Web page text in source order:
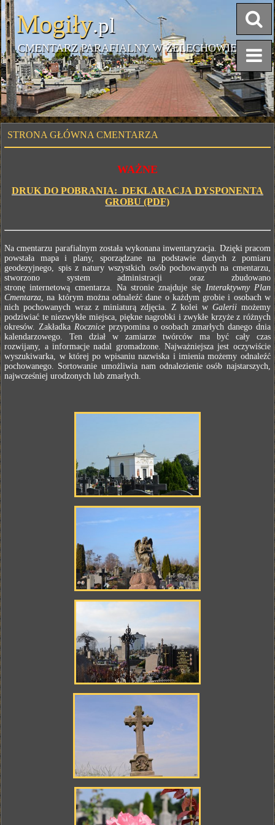
Mogiły.pl
CMENTARZ PARAFIALNY W ŻELECHOWIE
STRONA GŁÓWNA CMENTARZA
WAŻNE
DRUK DO POBRANIA: DEKLARACJA DYSPONENTA
GROBU (PDF)
Na cmentarzu parafialnym została wykonana inwentaryzacja. Dzięki pracom
powstała mapa i plany, sporządzane na podstawie danych z pomiaru
geodezyjnego, spis z natury wszystkich osób pochowanych na cmentarzu,
stworzono system administracji oraz zbudowano
stronę internetową cmentarza. Na stronie znajduje się Interaktywny Plan
Cmentarza, na którym można odnaleźć dane o każdym grobie i osobach w
nich pochowanych wraz z miniaturą zdjęcia. Z kolei w Galerii możemy
podziwiać te niezwykłe miejsca, piękne nagrobki i zwykłe krzyże z różnych
okresów. Zakładka Roczniceprzypomina o osobach zmarłych danego dnia
kalendarzowego. Ten dział w zamiarze twórców ma być cały czas
rozwijany, a informacje nadal gromadzone. Najważniejsza jest oczywiście
wyszukiwarka, w której po wpisaniu nazwiska i imienia możemy odnaleźć
pochowanego. Sortowanie umożliwia nam odnalezienie osób najstarszych,
najwcześniej urodzonych lub zmarłych.